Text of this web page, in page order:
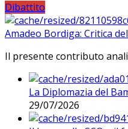
Dibattito
Amadeo Bordiga: Critica
Il presente contributo
La Diplomazia del
29/07/2026